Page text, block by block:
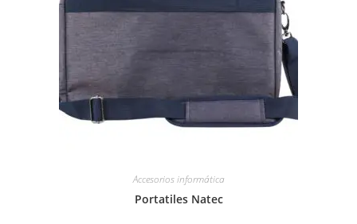
Accesorios informática
Portatiles Natec